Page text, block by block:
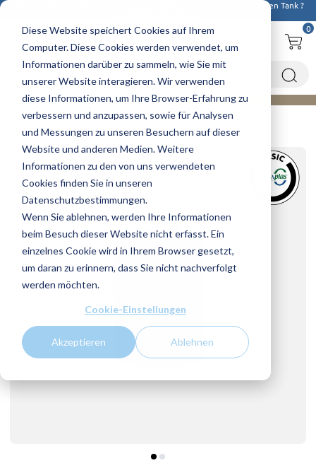
Diese Website speichert Cookies auf Ihrem
Computer. Diese Cookies werden verwendet, um
Informationen darüber zu sammeln, wie Sie mit
unserer Website interagieren. Wir verwenden
diese Informationen, um Ihre Browser-Erfahrung zu
verbessern und anzupassen, sowie für Analysen
und Messungen zu unseren Besuchern auf dieser
Website und anderen Medien. Weitere
Informationen zu den von uns verwendeten
Cookies finden Sie in unseren
Datenschutzbestimmungen.
Wenn Sie ablehnen, werden Ihre Informationen
beim Besuch dieser Website nicht erfasst. Ein
einzelnes Cookie wird in Ihrem Browser gesetzt,
um daran zu erinnern, dass Sie nicht nachverfolgt
werden möchten.
Cookie-Einstellungen
Akzeptieren Ablehnen
! Sie benötigen einen Tank ?
0
Startseite Wasserbehälter
Wassertanks
Wassertank 15000 Liter - BASIC